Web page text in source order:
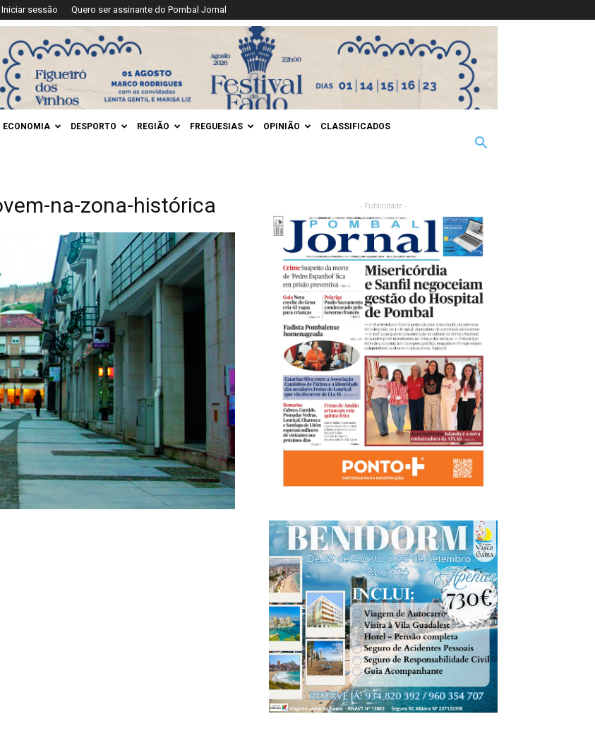
Iniciar sessão Quero ser assinante do Pombal Jornal
ECONOMIA DESPORTO REGIÃO FREGUESIAS OPINIÃO CLASSIFICADOS
na-zona-histórica - Publicidade -